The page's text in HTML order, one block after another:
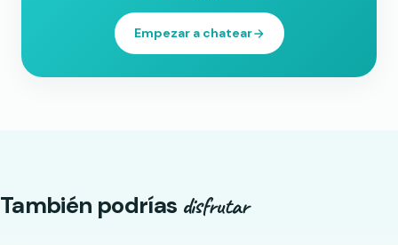
Empezar a chatear
También podrías disfrutar